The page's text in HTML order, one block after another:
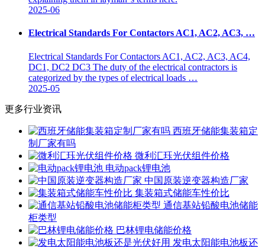
2025-06
Electrical Standards For Contactors AC1, AC2, AC3, …
Electrical Standards For Contactors AC1, AC2, AC3, AC4,
DC1, DC2 DC3 The duty of the electrical contractors is
categorized by the types of electrical loads …
2025-05
更多行业资讯
西班牙储能集装箱定
制厂家有吗
微利汇珏光伏组件价格
电动pack锂电池
中国原装逆变器构造厂家
集装箱式储能车性价比
通信基站铅酸电池储能
柜类型
巴林锂电储能价格
发电太阳能电池板还